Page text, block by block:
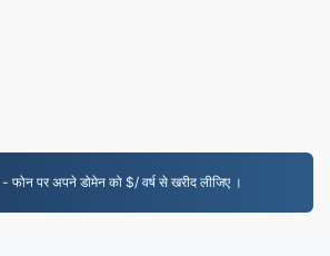
फोन पर अपने डोमेन को $/ वर्ष से खरीद लीजिए ।